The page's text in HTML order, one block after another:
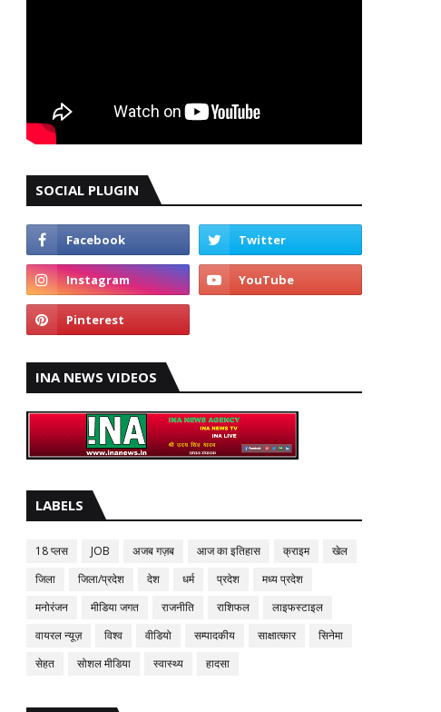
SOCIAL PLUGIN
INA NEWS VIDEOS
LABELS
18 प्लस JOB अजब गज़ब आज का इतिहास क्राइम
खेल
जिला
जिला/प्रदेश देश धर्म प्रदेश
मध्य प्रदेश
मनोरंजन
मीडिया जगत राजनीति राशिफल
लाइफस्टाइल
वायरल न्यूज़
विश्व वीडियो सम्पादकीय साक्षात्कार
सिनेमा
सेहत
सोशल मीडिया स्वास्थ्य हादसा